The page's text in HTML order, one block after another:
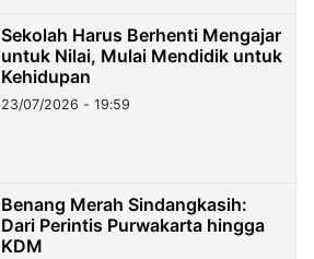
Sekolah Harus Berhenti Mengajar
untuk Nilai, Mulai Mendidik untuk
Kehidupan
23/07/2026 - 19:59
Benang Merah Sindangkasih:
Dari Perintis Purwakarta hingga
KDM